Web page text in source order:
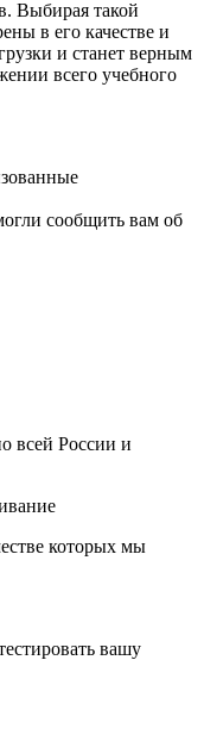
Выбирая такой
в его качестве и
и станет верным
всего учебного
сообщить вам об
всей России и
которых мы
вашу